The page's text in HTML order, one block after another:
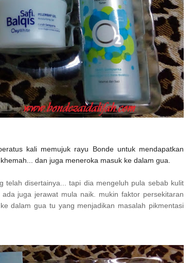
kali memujuk rayu Bonde untuk mendapatkan
dan juga meneroka masuk ke dalam gua.
telah disertainya... tapi dia mengeluh pula sebab kulit
juga jerawat mula naik. mukin faktor persekitaran
dalam gua tu yang menjadikan masalah pikmentasi